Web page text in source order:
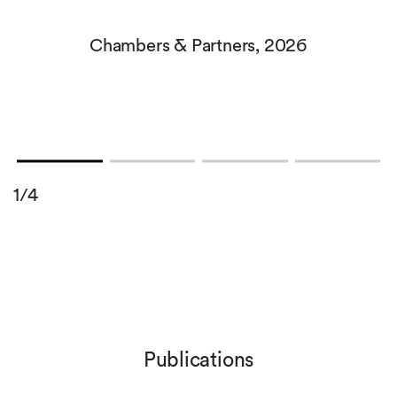
Chambers & Partners, 2026
1/4
Publications